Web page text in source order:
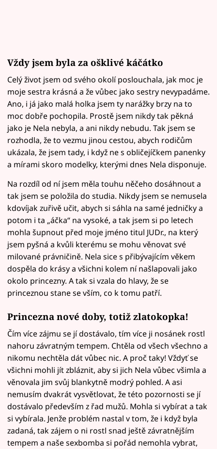
Vždy jsem byla za ošklivé káčátko
Celý život jsem od svého okolí poslouchala, jak moc je
moje sestra krásná a že vůbec jako sestry nevypadáme.
Ano, i já jako malá holka jsem ty narážky brzy na to
moc dobře pochopila. Prostě jsem nikdy tak pěkná
jako je Nela nebyla, a ani nikdy nebudu. Tak jsem se
rozhodla, že to vezmu jinou cestou, abych rodičům
ukázala, že jsem tady, i když ne s obličejíčkem panenky
a mírami skoro modelky, kterými dnes Nela disponuje.
Na rozdíl od ní jsem měla touhu něčeho dosáhnout a
tak jsem se položila do studia. Nikdy jsem se nemusela
kdovíjak zuřivě učit, abych si sáhla na samé jedničky a
potom i ta „áčka“ na vysoké, a tak jsem si po letech
mohla šupnout před moje jméno titul JUDr., na který
jsem pyšná a kvůli kterému se mohu věnovat své
milované právničině. Nela sice s přibývajícím věkem
dospěla do krásy a všichni kolem ní našlapovali jako
okolo princezny. A tak si vzala do hlavy, že se
princeznou stane se vším, co k tomu patří.
Princezna nové doby, totiž zlatokopka!
Čím více zájmu se jí dostávalo, tím více ji nosánek rostl
nahoru závratným tempem. Chtěla od všech všechno a
nikomu nechtěla dát vůbec nic. A proč taky! Vždyť se
všichni mohli jít zbláznit, aby si jich Nela vůbec všimla a
věnovala jim svůj blankytně modrý pohled. A asi
nemusím dvakrát vysvětlovat, že této pozornosti se jí
dostávalo především z řad mužů. Mohla si vybírat a tak
si vybírala. Jenže problém nastal v tom, že i když byla
zadaná, tak zájem o ni rostl snad ještě závratnějším
tempem a naše sexbomba si pořád nemohla vybrat,